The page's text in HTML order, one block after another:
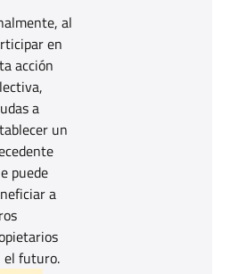
al
en
acción
a
un
puede
a
el futuro.